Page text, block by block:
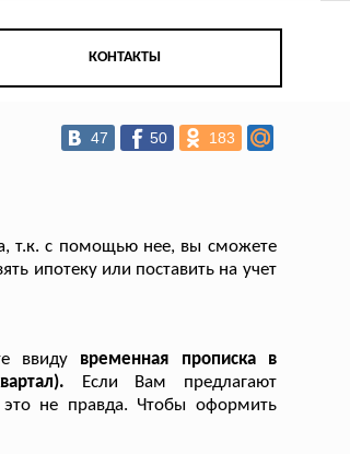
КОНТАКТЫ
47 50 183
т.к. с помощью нее, вы сможете
ипотеку или поставить на учет
ввиду временная прописка в
Если Вам предлагают
не правда. Чтобы оформить